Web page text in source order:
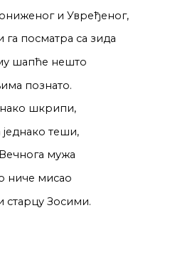
и Увређеног,
га посматра са зида
шапће нешто
познато.
шкрипи,
теши,
мужа
ниче мисао
Зосими.